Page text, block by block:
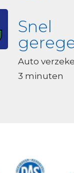
Snel
Auto
3 minuten